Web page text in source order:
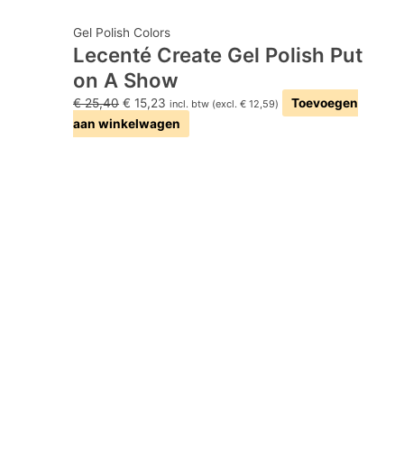
Gel Polish Colors
Lecenté Create Gel Polish Put
on A Show
€25,40 € 15,23 incl. btw (excl.€ 12,59)
Toevoegen
aan winkelwagen